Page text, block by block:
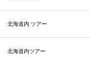
北海道内 ツアー
北海道内ツアー